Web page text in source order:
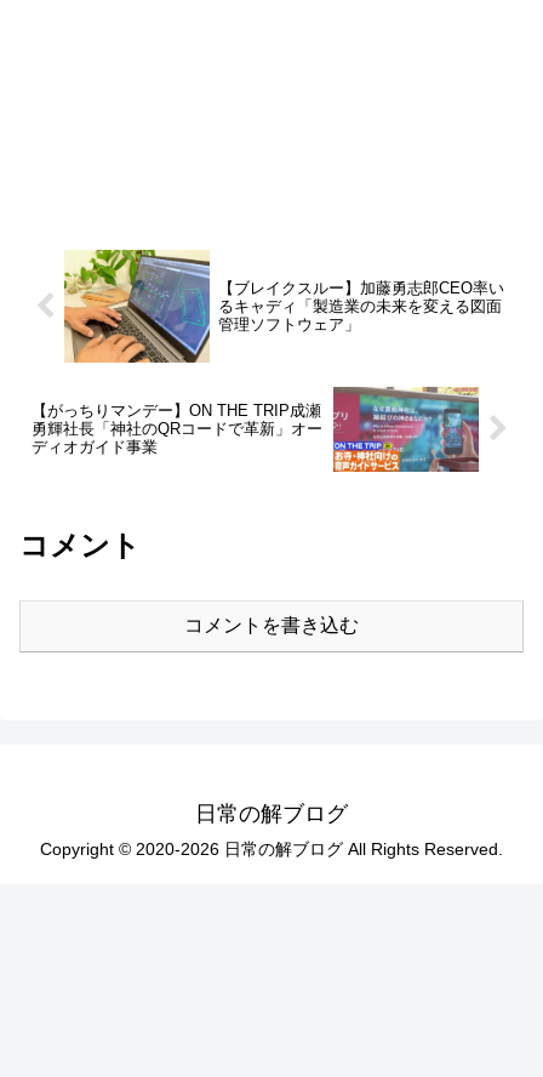
【ブレイクスルー】加藤勇志郎CEO率い
るキャディ「製造業の未来を変える図面
管理ソフトウェア」
【がっちりマンデー】ON THE TRIP成瀬
勇輝社長「神社のQRコードで革新」オー
ディオガイド事業
コメント
コメントを書き込む
日常の解ブログ
Copyright © 2020-2026 日常の解ブログ All Rights Reserved.